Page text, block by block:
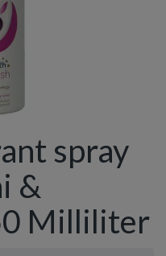
spray
&
Milliliter